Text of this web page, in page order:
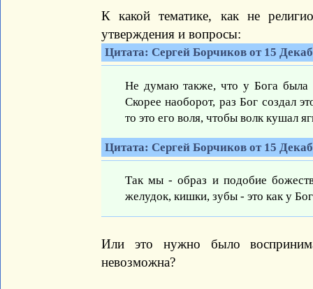
К какой тематике, как не
утверждения и вопросы:
Цитата: Сергей Борчиков от 15
Не думаю также, что у Бога была
Скорее наоборот, раз Бог создал
то это его воля, чтобы волк кушал
Цитата: Сергей Борчиков от 15
Так мы - образ и подобие
желудок, кишки, зубы - это как у
Или это нужно было
невозможна?